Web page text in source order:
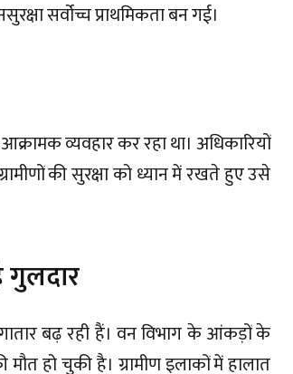
सर्वोच्च प्राथमिकता बन गई।
व्यवहार कर रहा था। अधिकारियों
की सुरक्षा को ध्यान में रखते हुए उसे
गुलदार
बढ़ रही हैं। वन विभाग के आंकड़ों के
हो चुकी है। ग्रामीण इलाकों में हालात